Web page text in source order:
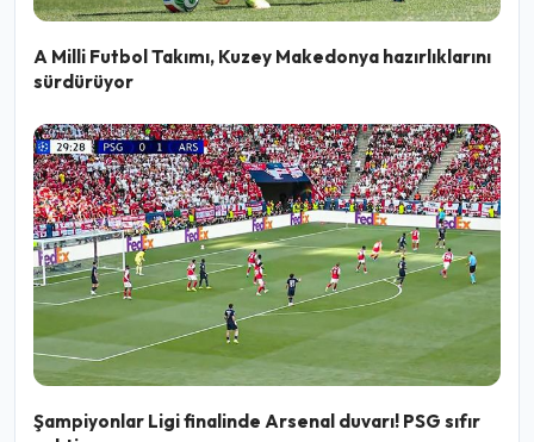
A Milli Futbol Takımı, Kuzey Makedonya hazırlıklarını
sürdürüyor
Şampiyonlar Ligi finalinde Arsenal duvarı! PSG sıfır